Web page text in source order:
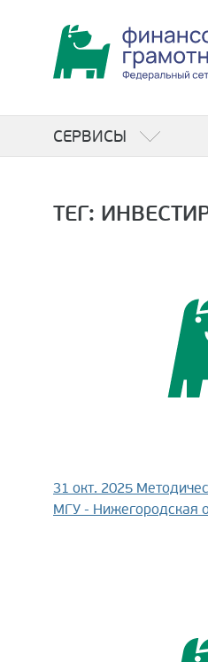
СЕРВИСЫ
ТЕГ:
31 окт. 2025
МГУ - Нижегородская